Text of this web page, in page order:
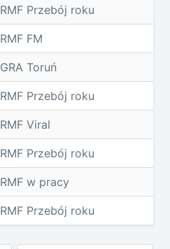
RMF Przebój roku
RMF FM
GRA Toruń
RMF Przebój roku
RMF Viral
RMF Przebój roku
RMF w pracy
RMF Przebój roku